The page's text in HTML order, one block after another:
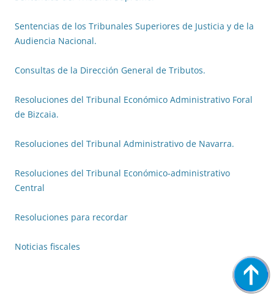
Sentencias de los Tribunales Superiores de Justicia y de la
Audiencia Nacional.
Consultas de la Dirección General de Tributos.
Resoluciones del Tribunal Económico Administrativo Foral
de Bizcaia.
Resoluciones del Tribunal Administrativo de Navarra.
Resoluciones del Tribunal Económico-administrativo
Central
Resoluciones para recordar
Noticias fiscales